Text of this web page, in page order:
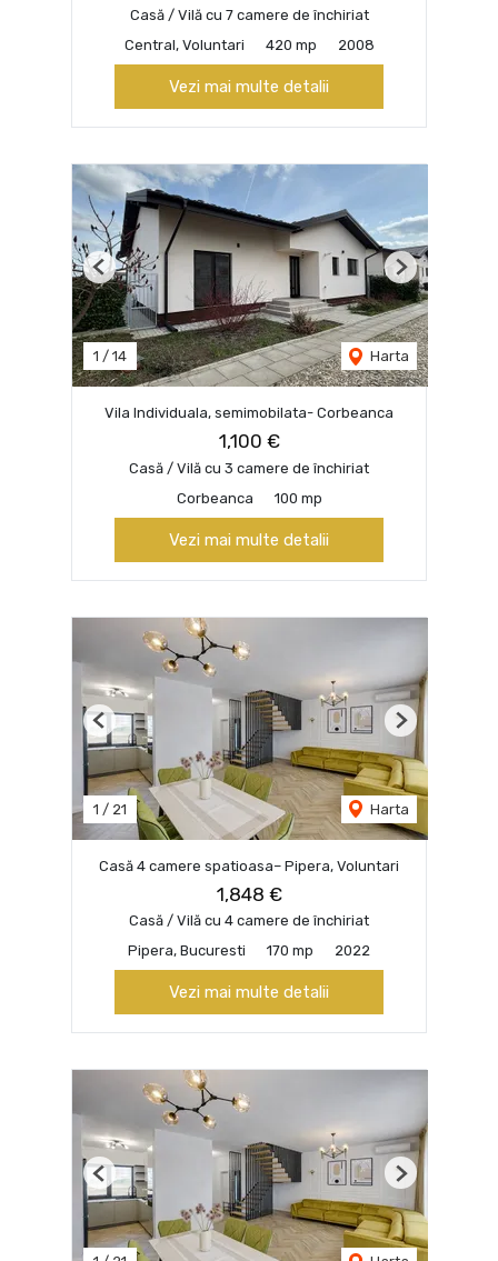
Casă / Vilă cu 7 camere de închiriat
Central, Voluntari
420 mp 2008
Vezi mai multe detalii
1 / 14 Harta
Previous Next
Vila Individuala, semimobilata- Corbeanca
1,100 €
Casă / Vilă cu 3 camere de închiriat
Corbeanca
100 mp
Vezi mai multe detalii
1 / 21 Harta
Previous Next
Casă 4 camere spatioasa– Pipera, Voluntari
1,848 €
Casă / Vilă cu 4 camere de închiriat
Pipera, Bucuresti
170 mp 2022
Vezi mai multe detalii
Previous Next